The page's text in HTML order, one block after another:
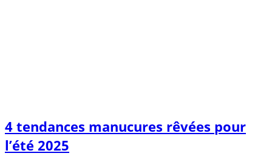
4 tendances manucures rêvées pour
l’été 2025